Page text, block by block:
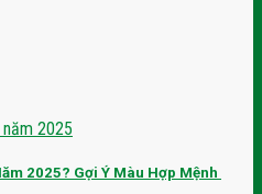
2025? Gợi Ý Màu Hợp Mệnh